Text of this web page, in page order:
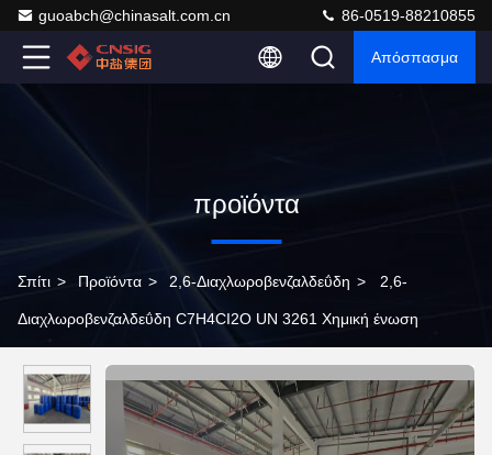
guoabch@chinasalt.com.cn 86-0519-88210855
Απόσπασμα
προϊόντα
Σπίτι > Προϊόντα > 2,6-Διαχλωροβενζαλδεΰδη > 2,6-
Διαχλωροβενζαλδεΰδη C7H4CI2O UN 3261 Χημική ένωση